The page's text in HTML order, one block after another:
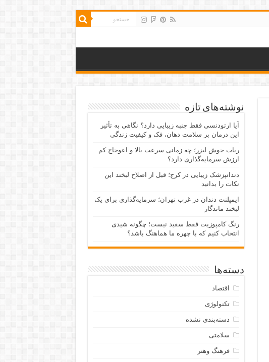
نوشته‌های تازه
آیا ارتودنسی فقط جنبه زیبایی دارد؟ نگاهی به تأثیر
این درمان بر سلامت دهان، فک و کیفیت زندگی
ربات جوش لیزر؛ چه زمانی سرعت بالا و اعوجاج کم
ارزش سرمایه‌گذاری دارد؟
دندانپزشک زیبایی در کرج؛ قبل از اصلاح لبخند این
نکات را بدانید
ایمپلنت دندان در غرب تهران؛ سرمایه‌گذاری برای یک
لبخند ماندگار
رنگ کامپوزیت فقط سفید نیست؛ چگونه شیدی
انتخاب کنیم که با چهره ما هماهنگ باشد؟
دسته‌ها
اقتصاد
تکنولوژی
دسته‌بندی نشده
سلامتی
فرهنگ وهنر